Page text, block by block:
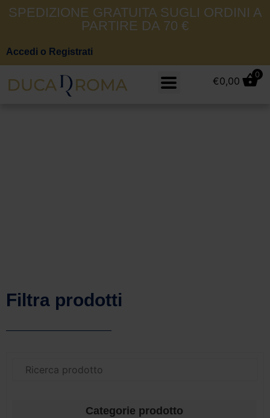
SPEDIZIONE GRATUITA SUGLI ORDINI A
PARTIRE DA 70 €
Accedi o Registrati
€0,00
0
Filtra prodotti
Categorie prodotto